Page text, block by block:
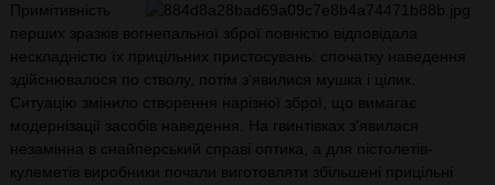
Примітивність
перших зразків вогнепальної зброї повністю відповідала
нескладністю їх прицільних пристосувань: спочатку наведення
здійснювалося по стволу, потім з'явилися мушка і цілик.
Ситуацію змінило створення нарізної зброї, що вимагає
модернізації засобів наведення. На гвинтівках з'явилася
незамінна в снайперський справі оптика, а для пістолетів-
кулеметів виробники почали виготовляти збільшені прицільні